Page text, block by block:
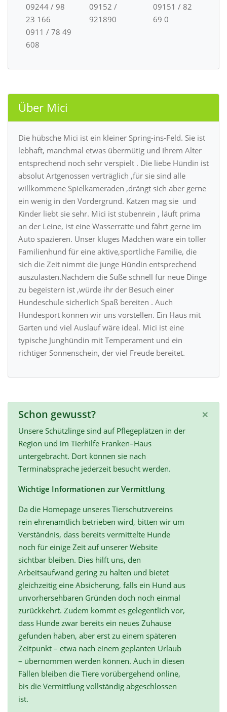
09244 / 98
23 166
0911 / 78 49
608
09152 /
921890
09151 / 82
69 0
Über Mici
Die hübsche Mici ist ein kleiner Spring-ins-Feld. Sie ist
lebhaft, manchmal etwas übermütig und Ihrem Alter
entsprechend noch sehr verspielt . Die liebe Hündin ist
absolut Artgenossen verträglich ,für sie sind alle
willkommene Spielkameraden ,drängt sich aber gerne
ein wenig in den Vordergrund. Katzen mag sie und
Kinder liebt sie sehr. Mici ist stubenrein , läuft prima
an der Leine, ist eine Wasserratte und fährt gerne im
Auto spazieren. Unser kluges Mädchen wäre ein toller
Familienhund für eine aktive,sportliche Familie, die
sich die Zeit nimmt die junge Hündin entsprechend
auszulasten.Nachdem die Süße schnell für neue Dinge
zu begeistern ist ,würde ihr der Besuch einer
Hundeschule sicherlich Spaß bereiten . Auch
Hundesport können wir uns vorstellen. Ein Haus mit
Garten und viel Auslauf wäre ideal. Mici ist eine
typische Junghündin mit Temperament und ein
richtiger Sonnenschein, der viel Freude bereitet.
×
Schon gewusst?
Unsere Schützlinge sind auf Pflegeplätzen in der
Region und im Tierhilfe Franken–Haus
untergebracht. Dort können sie nach
Terminabsprache jederzeit besucht werden.
Wichtige Informationen zur Vermittlung
Da die Homepage unseres Tierschutzvereins
rein ehrenamtlich betrieben wird, bitten wir um
Verständnis, dass bereits vermittelte Hunde
noch für einige Zeit auf unserer Website
sichtbar bleiben. Dies hilft uns, den
Arbeitsaufwand gering zu halten und bietet
gleichzeitig eine Absicherung, falls ein Hund aus
unvorhersehbaren Gründen doch noch einmal
zurückkehrt. Zudem kommt es gelegentlich vor,
dass Hunde zwar bereits ein neues Zuhause
gefunden haben, aber erst zu einem späteren
Zeitpunkt – etwa nach einem geplanten Urlaub
– übernommen werden können. Auch in diesen
Fällen bleiben die Tiere vorübergehend online,
bis die Vermittlung vollständig abgeschlossen
ist.